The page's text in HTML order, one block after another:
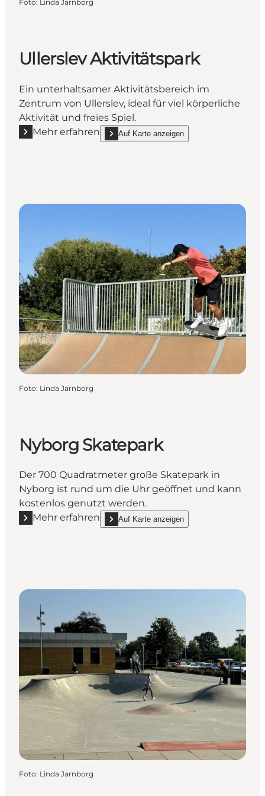
Foto: Linda Jarnborg
Ullerslev Aktivitätspark
Ein unterhaltsamer Aktivitätsbereich im
Zentrum von Ullerslev, ideal für viel körperliche
Aktivität und freies Spiel.
Mehr erfahren
Mehr erfahren "Ullerslev Aktivitätspark"
Auf Karte anzeigen
show Ullerslev Aktivitätspark on_map
Foto: Linda Jarnborg
Nyborg Skatepark
Der 700 Quadratmeter große Skatepark in
Nyborg ist rund um die Uhr geöffnet und kann
kostenlos genutzt werden.
Mehr erfahren
Mehr erfahren "Nyborg Skatepark"
Auf Karte anzeigen
show Nyborg Skatepark on_map
Foto: Linda Jarnborg